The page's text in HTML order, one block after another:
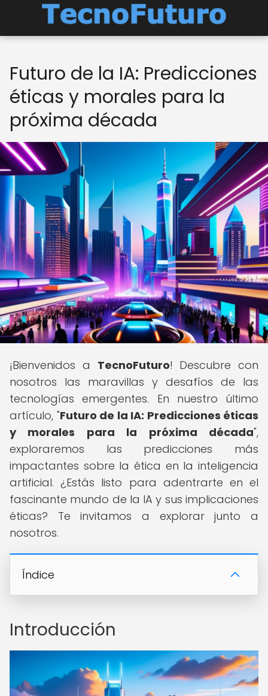
Futuro de la IA: Predicciones
éticas y morales para la
próxima década
¡Bienvenidos a TecnoFuturo! Descubre con
nosotros las maravillas y desafíos de las
tecnologías emergentes. En nuestro último
artículo, "Futuro de la IA: Predicciones éticas
y morales para la próxima década",
exploraremos las predicciones más
impactantes sobre la ética en la inteligencia
artificial. ¿Estás listo para adentrarte en el
fascinante mundo de la IA y sus implicaciones
éticas? Te invitamos a explorar junto a
nosotros.
Índice
Introducción